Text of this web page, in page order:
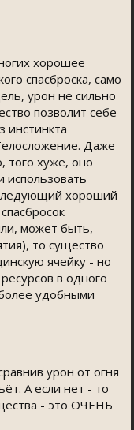
хорошее
спасброска, само
урон не сильно
позволит себе
инстинкта
Даже
того хуже, оно
использовать
хороший
может быть,
то существо
ячейку - но
в одного
удобными
урон от огня
А если нет - то
- это ОЧЕНЬ